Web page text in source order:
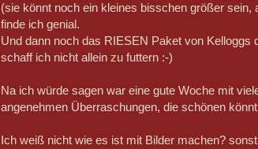
(sie könnt noch ein kleines bisschen größer sein,
finde ich genial.
Und dann noch das RIESEN Paket von
schaff ich nicht allein zu futtern :-)
Na ich würde sagen war eine gute Woche mit
angenehmen Überraschungen, die schönen
Ich weiß nicht wie es ist mit Bilder machen?